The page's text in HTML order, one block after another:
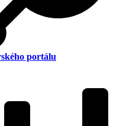
portálu